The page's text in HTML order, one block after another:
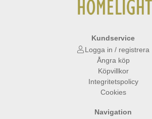
Kundservice
Logga in / registrera
Ångra köp
Köpvillkor
Integritetspolicy
Cookies
Navigation